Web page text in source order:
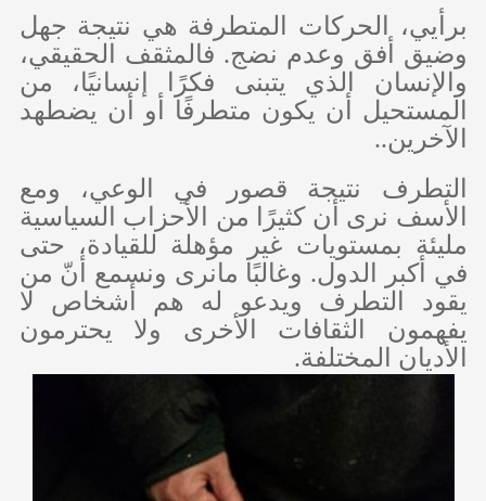
برأيي، الحركات المتطرفة هي نتيجة جهل
وضيق أفق وعدم نضج. فالمثقف الحقيقي،
والإنسان الذي يتبنى فكرًا إنسانيًا، من
المستحيل أن يكون متطرفًا أو أن يضطهد
الآخرين..
التطرف نتيجة قصور في الوعي، ومع
الأسف نرى أن كثيرًا من الأحزاب السياسية
مليئة بمستويات غير مؤهلة للقيادة، حتى
في أكبر الدول. وغالبًا مانرى ونسمع أنّ من
يقود التطرف ويدعو له هم أشخاص لا
يفهمون الثقافات الأخرى ولا يحترمون
الأديان المختلفة.